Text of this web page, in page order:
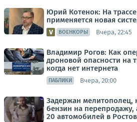
Юрий Котенок: На
применяется новая
ВОЕНКОРЫ Вчера, 22:45
Владимир Рогов: Как
дроновой опасности на
когда нет интернета
ПАБЛИКИ Вчера, 20:00
Задержан мелитополец,
бензин на перепродажу,
20 автомобилей в